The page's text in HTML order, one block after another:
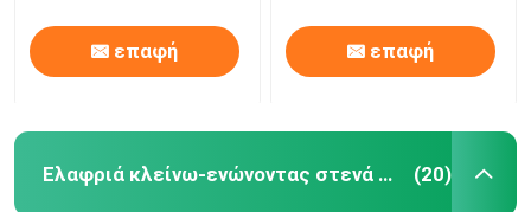
επαφή επαφή
Ελαφριά κλείνω-ενώνοντας στενά μηχανή Πολωνού (20)